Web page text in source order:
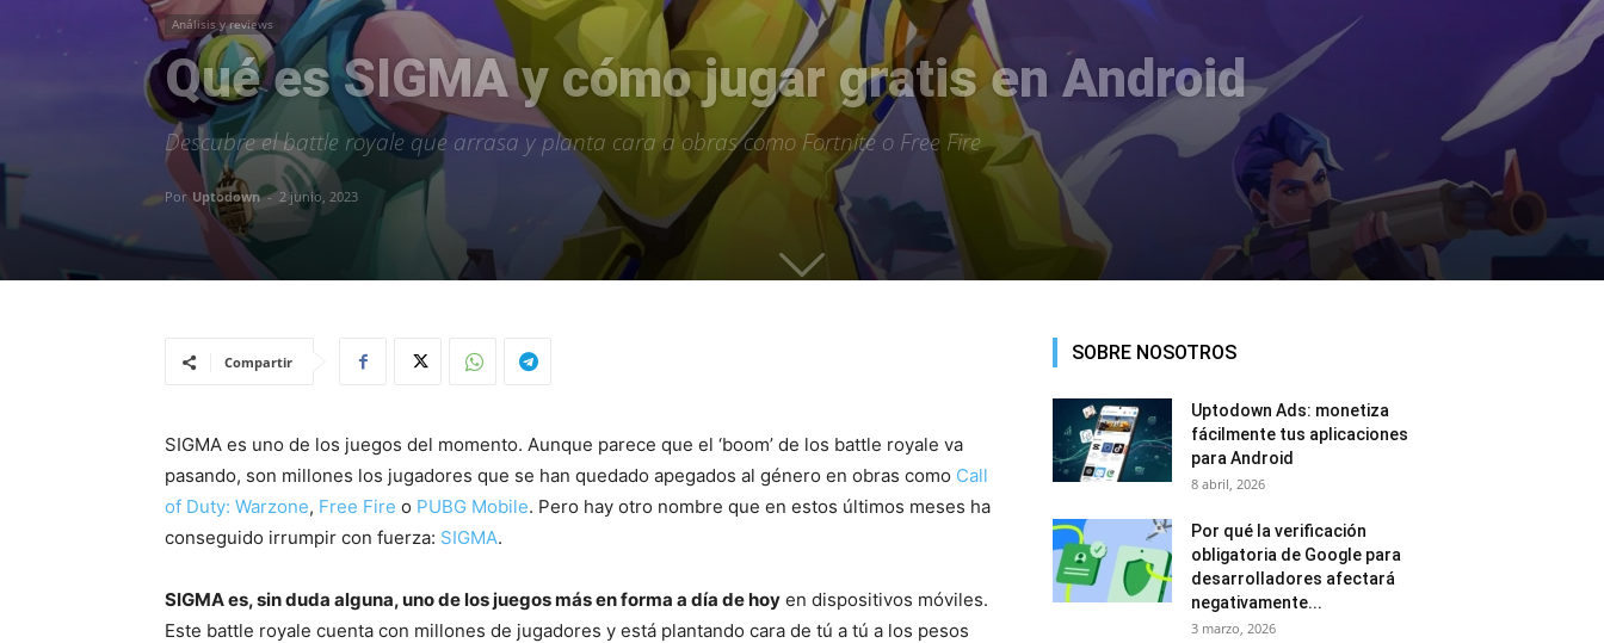
Análisis y reviews
Qué es SIGMA y cómo jugar gratis en Android
Descubre el battle royale que arrasa y planta cara a obras como Fortnite o Free Fire
Por Uptodown - 2 junio, 2023
Compartir
SIGMA es uno de los juegos del momento. Aunque parece que el ‘boom’ de los battle royale va
pasando, son millones los jugadores que se han quedado apegados al género en obras como Call
of Duty: Warzone, Free Fire o PUBG Mobile. Pero hay otro nombre que en estos últimos meses ha
conseguido irrumpir con fuerza: SIGMA.
SIGMA es, sin duda alguna, uno de los juegos más en forma a día de hoy en dispositivos móviles.
Este battle royale cuenta con millones de jugadores y está plantando cara de tú a tú a los pesos
SOBRE NOSOTROS
Uptodown Ads: monetiza
fácilmente tus aplicaciones
para Android
8 abril, 2026
Por qué la verificación
obligatoria de Google para
desarrolladores afectará
negativamente...
3 marzo, 2026